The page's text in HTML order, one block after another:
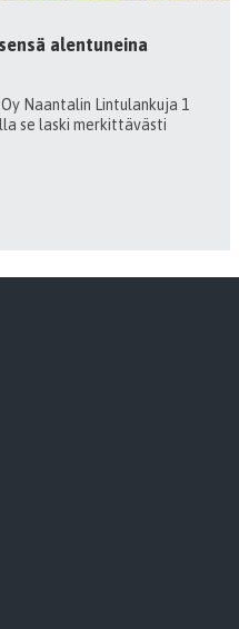
alentuneina
Naantalin Lintulankuja 1
se laski merkittävästi